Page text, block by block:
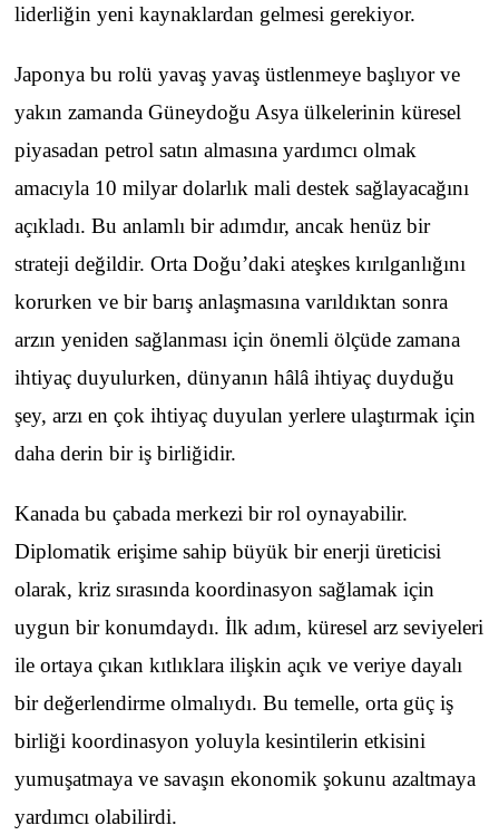
liderliğin yeni kaynaklardan gelmesi gerekiyor.
Japonya bu rolü yavaş yavaş üstlenmeye başlıyor ve
yakın zamanda Güneydoğu Asya ülkelerinin küresel
piyasadan petrol satın almasına yardımcı olmak
amacıyla 10 milyar dolarlık mali destek sağlayacağını
açıkladı. Bu anlamlı bir adımdır, ancak henüz bir
strateji değildir. Orta Doğu’daki ateşkes kırılganlığını
korurken ve bir barış anlaşmasına varıldıktan sonra
arzın yeniden sağlanması için önemli ölçüde zamana
ihtiyaç duyulurken, dünyanın hâlâ ihtiyaç duyduğu
şey, arzı en çok ihtiyaç duyulan yerlere ulaştırmak için
daha derin bir iş birliğidir.
Kanada bu çabada merkezi bir rol oynayabilir.
Diplomatik erişime sahip büyük bir enerji üreticisi
olarak, kriz sırasında koordinasyon sağlamak için
uygun bir konumdaydı. İlk adım, küresel arz seviyeleri
ile ortaya çıkan kıtlıklara ilişkin açık ve veriye dayalı
bir değerlendirme olmalıydı. Bu temelle, orta güç iş
birliği koordinasyon yoluyla kesintilerin etkisini
yumuşatmaya ve savaşın ekonomik şokunu azaltmaya
yardımcı olabilirdi.